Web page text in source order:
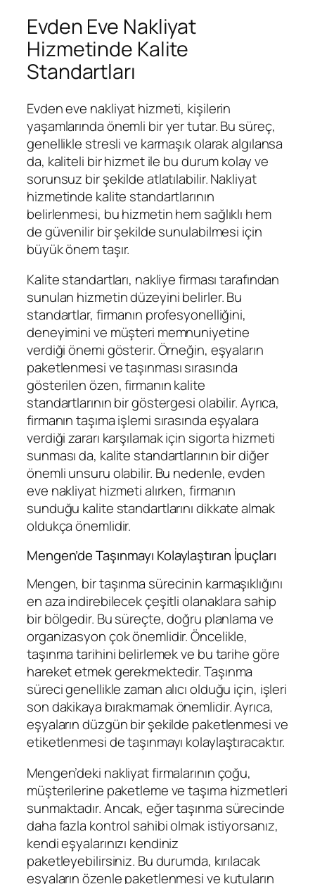
Evden Eve Nakliyat
Hizmetinde Kalite
Standartları
Evden eve nakliyat hizmeti, kişilerin
yaşamlarında önemli bir yer tutar. Bu süreç,
genellikle stresli ve karmaşık olarak algılansa
da, kaliteli bir hizmet ile bu durum kolay ve
sorunsuz bir şekilde atlatılabilir. Nakliyat
hizmetinde kalite standartlarının
belirlenmesi, bu hizmetin hem sağlıklı hem
de güvenilir bir şekilde sunulabilmesi için
büyük önem taşır.
Kalite standartları, nakliye firması tarafından
sunulan hizmetin düzeyini belirler. Bu
standartlar, firmanın profesyonelliğini,
deneyimini ve müşteri memnuniyetine
verdiği önemi gösterir. Örneğin, eşyaların
paketlenmesi ve taşınması sırasında
gösterilen özen, firmanın kalite
standartlarının bir göstergesi olabilir. Ayrıca,
firmanın taşıma işlemi sırasında eşyalara
verdiği zararı karşılamak için sigorta hizmeti
sunması da, kalite standartlarının bir diğer
önemli unsuru olabilir. Bu nedenle, evden
eve nakliyat hizmeti alırken, firmanın
sunduğu kalite standartlarını dikkate almak
oldukça önemlidir.
Mengen’de Taşınmayı Kolaylaştıran İpuçları
Mengen, bir taşınma sürecinin karmaşıklığını
en aza indirebilecek çeşitli olanaklara sahip
bir bölgedir. Bu süreçte, doğru planlama ve
organizasyon çok önemlidir. Öncelikle,
taşınma tarihini belirlemek ve bu tarihe göre
hareket etmek gerekmektedir. Taşınma
süreci genellikle zaman alıcı olduğu için, işleri
son dakikaya bırakmamak önemlidir. Ayrıca,
eşyaların düzgün bir şekilde paketlenmesi ve
etiketlenmesi de taşınmayı kolaylaştıracaktır.
Mengen’deki nakliyat firmalarının çoğu,
müşterilerine paketleme ve taşıma hizmetleri
sunmaktadır. Ancak, eğer taşınma sürecinde
daha fazla kontrol sahibi olmak istiyorsanız,
kendi eşyalarınızı kendiniz
paketleyebilirsiniz. Bu durumda, kırılacak
eşyaların özenle paketlenmesi ve kutuların